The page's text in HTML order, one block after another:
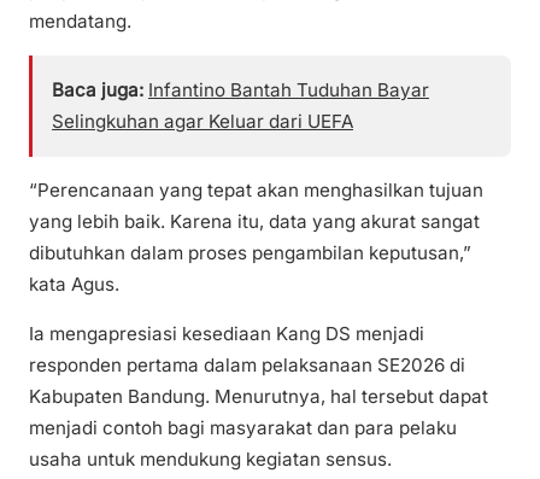
mendatang.
Baca juga: Infantino Bantah Tuduhan Bayar
Selingkuhan agar Keluar dari UEFA
“Perencanaan yang tepat akan menghasilkan tujuan
yang lebih baik. Karena itu, data yang akurat sangat
dibutuhkan dalam proses pengambilan keputusan,”
kata Agus.
Ia mengapresiasi kesediaan Kang DS menjadi
responden pertama dalam pelaksanaan SE2026 di
Kabupaten Bandung. Menurutnya, hal tersebut dapat
menjadi contoh bagi masyarakat dan para pelaku
usaha untuk mendukung kegiatan sensus.